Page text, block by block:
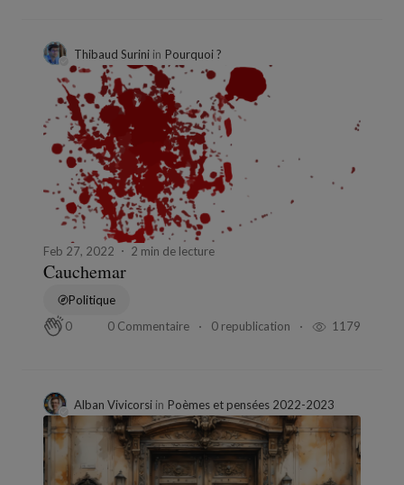
Thibaud Surini in Pourquoi ?
Feb 27, 2022 2 min de lecture
Cauchemar
Politique
0
0 Commentaire 0 republication 1179
Alban Vivicorsi in Poèmes et pensées 2022-2023